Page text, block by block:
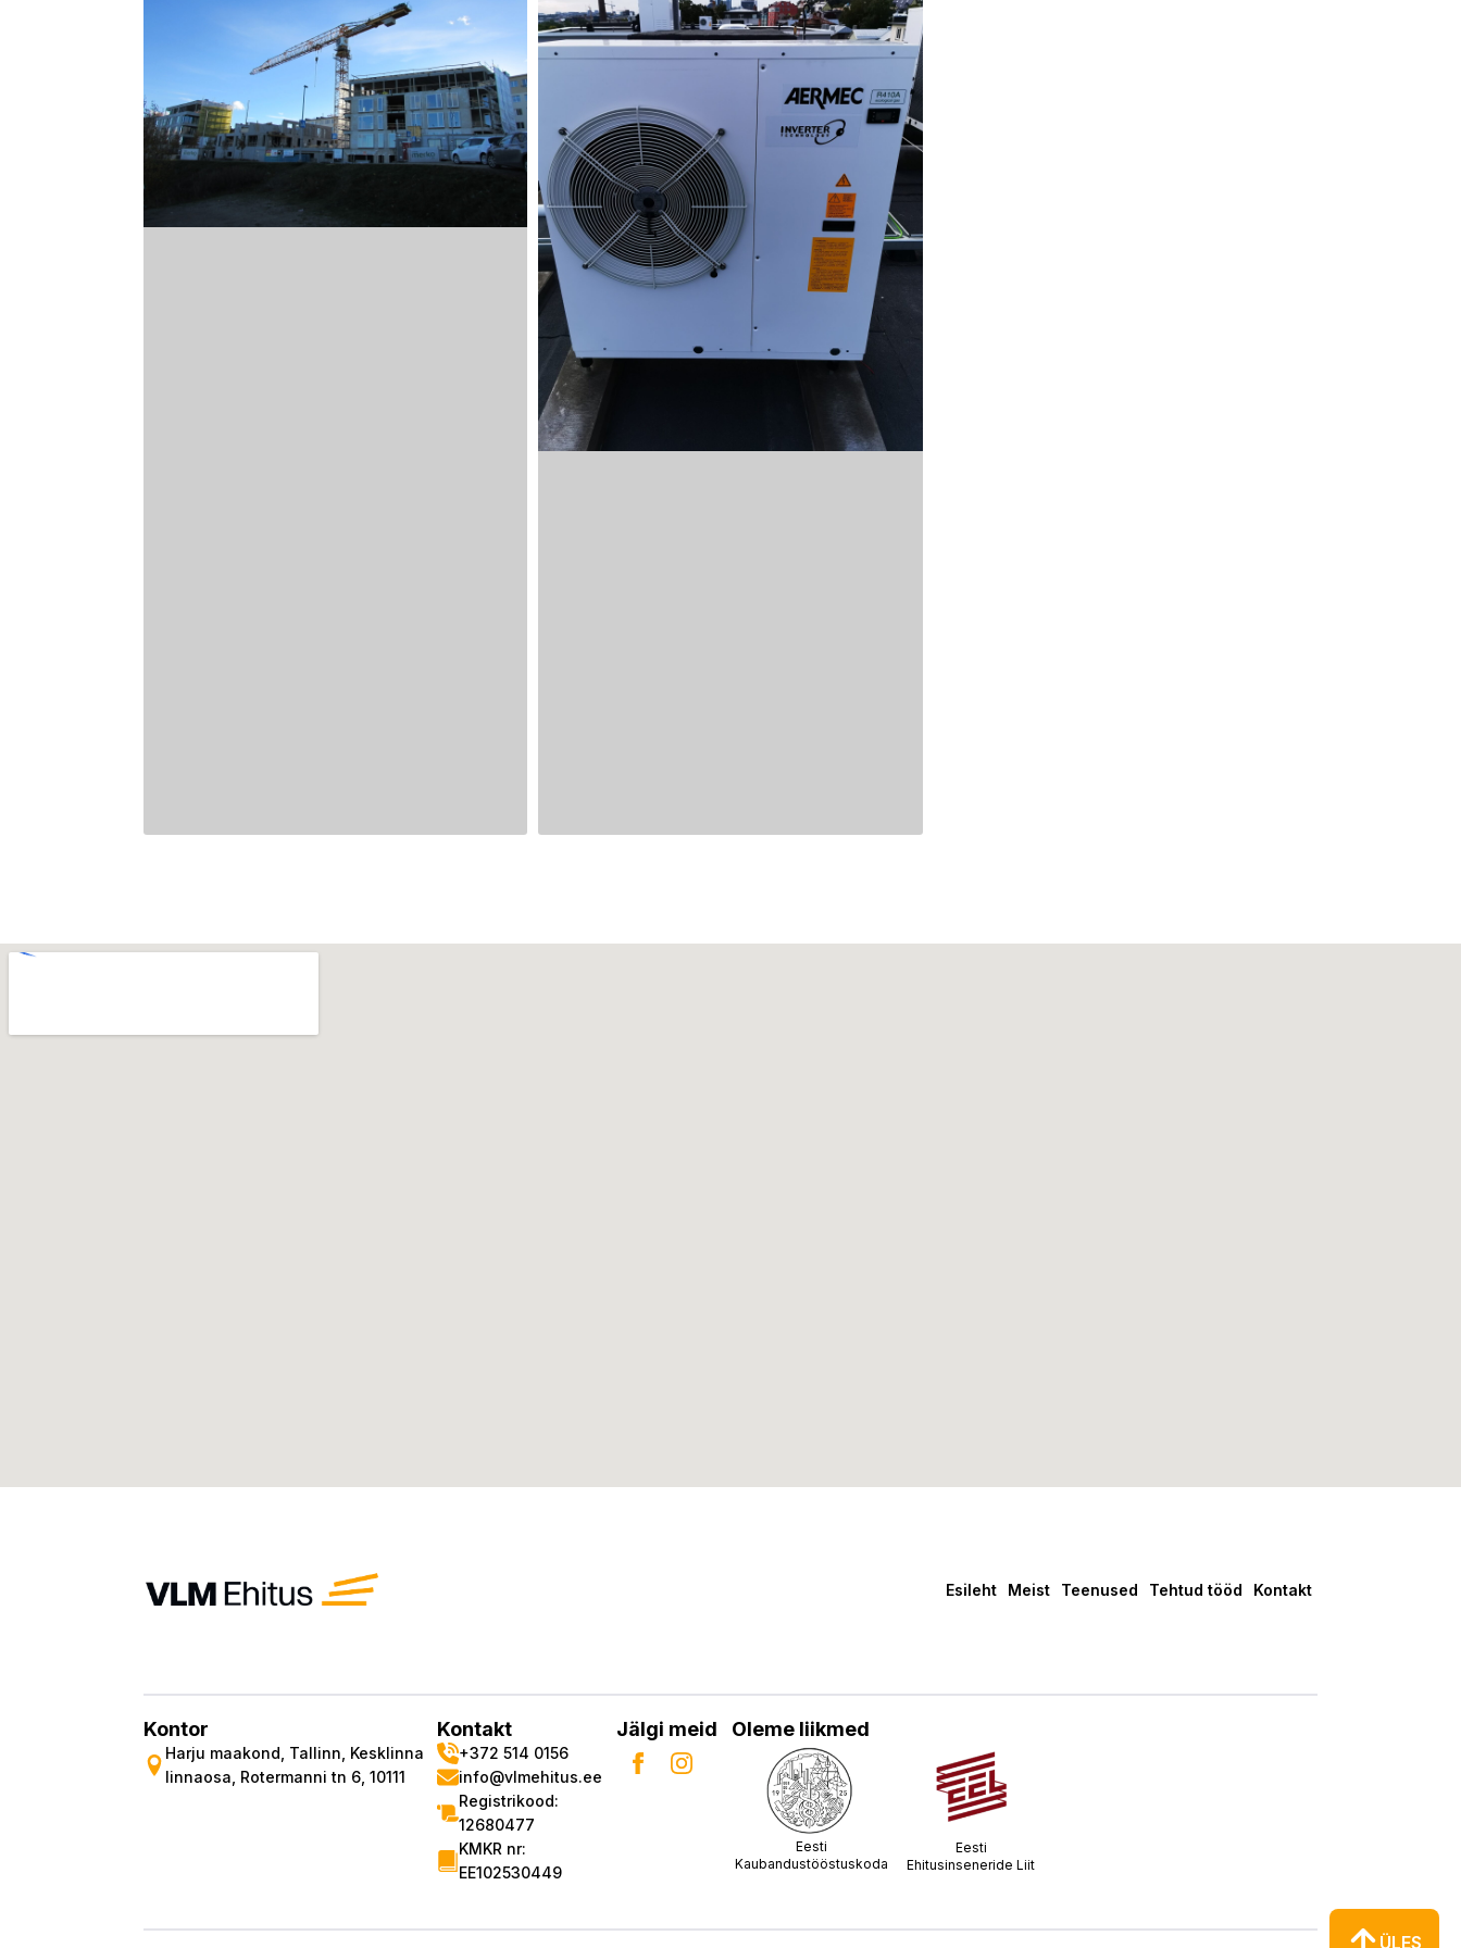
Esileht Meist Teenused Tehtud tööd Kontakt
Kontor
Harju maakond, Tallinn, Kesklinna
linnaosa, Rotermanni tn 6, 10111
Kontakt
+372 514 0156
info@vlmehitus.ee
Registrikood:
12680477
KMKR nr:
EE102530449
Jälgi meid Oleme liikmed
Eesti
Kaubandustööstuskoda
Eesti
Ehitusinseneride Liit
ÜLES